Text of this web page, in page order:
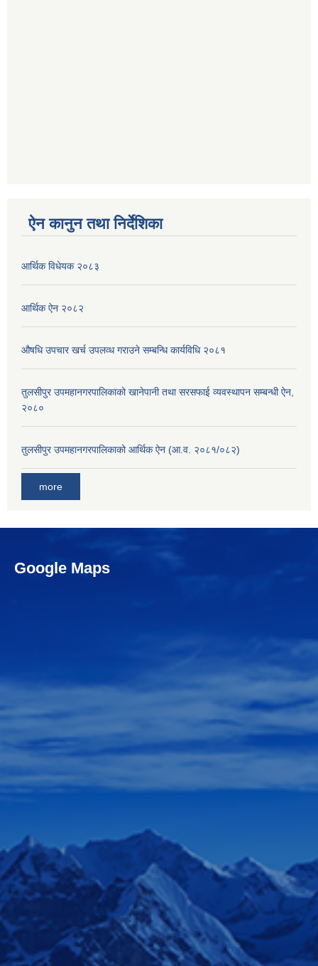
ऐन कानुन तथा निर्देशिका
आर्थिक विधेयक २०८३
आर्थिक ऐन २०८२
औषधि उपचार खर्च उपलव्ध गराउने सम्बन्धि कार्यविधि २०८१
तुलसीपुर उपमहानगरपालिकाको खानेपानी तथा सरसफाई व्यवस्थापन सम्बन्धी ऐन,
२०८०
तुलसीपुर उपमहानगरपालिकाको आर्थिक ऐन (आ.व. २०८१/०८२)
more
Google Maps